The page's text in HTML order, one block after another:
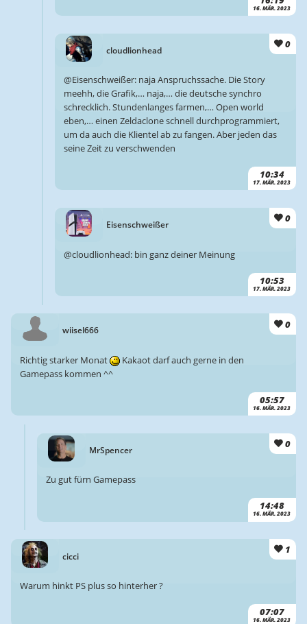
16. MÄR. 2023
cloudlionhead
0
10:34
17. MÄR. 2023
@Eisenschweißer: naja Anspruchssache. Die Story
meehh, die Grafik,… naja,… die deutsche synchro
schrecklich. Stundenlanges farmen,… Open world
eben,… einen Zeldaclone schnell durchprogrammiert,
um da auch die Klientel ab zu fangen. Aber jeden das
seine Zeit zu verschwenden
Eisenschweißer
0
10:53
17. MÄR. 2023
@cloudlionhead: bin ganz deiner Meinung
wiisel666 0
05:57
16. MÄR. 2023
Richtig starker Monat
Kakaot darf auch gerne in den
Gamepass kommen ^^
MrSpencer
0
14:48
16. MÄR. 2023
Zu gut fürn Gamepass
cicci
1
07:07
16. MÄR. 2023
Warum hinkt PS plus so hinterher ?